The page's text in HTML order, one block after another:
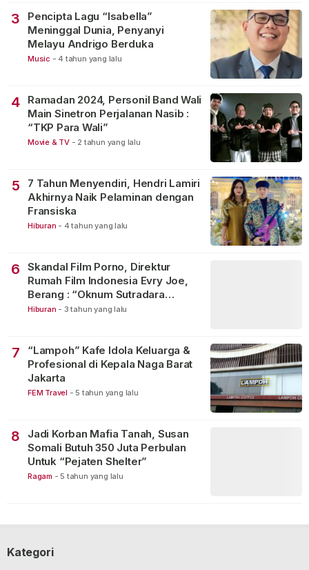
3
Pencipta Lagu “Isabella”
Meninggal Dunia, Penyanyi
Melayu Andrigo Berduka
Music - 4 tahun yang lalu
4
Ramadan 2024, Personil Band Wali
Main Sinetron Perjalanan Nasib :
“TKP Para Wali”
Movie & TV - 2 tahun yang lalu
5
7 Tahun Menyendiri, Hendri Lamiri
Akhirnya Naik Pelaminan dengan
Fransiska
Hiburan - 4 tahun yang lalu
6
Skandal Film Porno, Direktur
Rumah Film Indonesia Evry Joe,
Berang : “Oknum Sutradara
Merusak Perfilman Indonesia”!
Hiburan - 3 tahun yang lalu
7
“Lampoh” Kafe Idola Keluarga &
Profesional di Kepala Naga Barat
Jakarta
FEM Travel - 5 tahun yang lalu
8
Jadi Korban Mafia Tanah, Susan
Somali Butuh 350 Juta Perbulan
Untuk “Pejaten Shelter”
Ragam - 5 tahun yang lalu
Kategori